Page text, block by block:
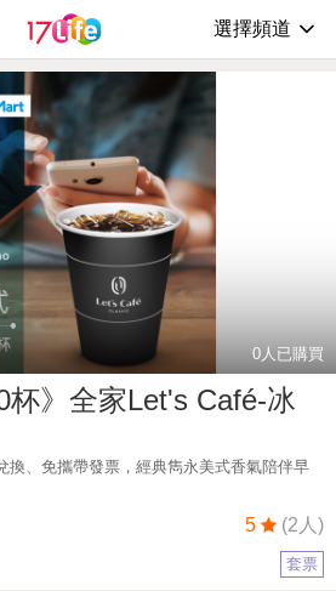
選擇頻道
0人已購買
杯》全家Let's Café-冰
換、免攜帶發票，經典雋永美式香氣陪伴早
5 (2人)
套票